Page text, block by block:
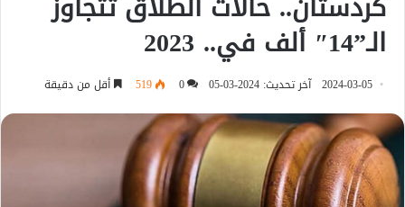
الـ”14″ ألف في.. 2023
2024-03-05 آخر تحديث: 2024-03-05 0
519 أقل من دقيقة